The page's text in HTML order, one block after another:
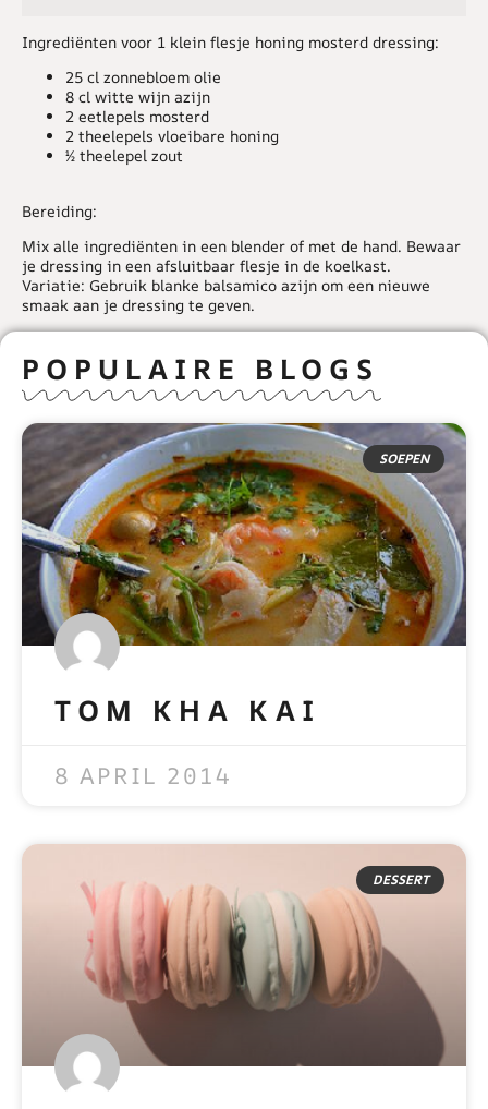
Ingrediënten voor 1 klein flesje honing mosterd dressing:
25 cl zonnebloem olie
8 cl witte wijn azijn
2 eetlepels mosterd
2 theelepels vloeibare honing
½ theelepel zout
Bereiding:
Mix alle ingrediënten in een blender of met de hand. Bewaar
je dressing in een afsluitbaar flesje in de koelkast.
Variatie: Gebruik blanke balsamico azijn om een nieuwe
smaak aan je dressing te geven.
POPULAIRE BLOGS
SOEPEN
TOM KHA KAI
8 APRIL 2014
DESSERT